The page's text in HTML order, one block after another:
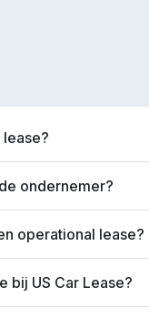
ondernemer?
operational lease?
bij US Car Lease?